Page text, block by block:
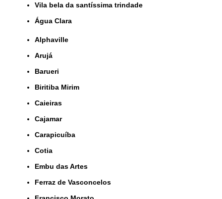
Vila bela da santíssima trindade
Água Clara
Alphaville
Arujá
Barueri
Biritiba Mirim
Caieiras
Cajamar
Carapicuíba
Cotia
Embu das Artes
Ferraz de Vasconcelos